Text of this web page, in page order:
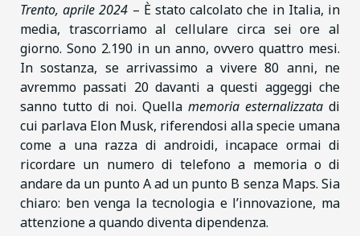
Trento, aprile 2024 – È stato calcolato che in Italia, in
media, trascorriamo al cellulare circa sei ore al
giorno. Sono 2.190 in un anno, ovvero quattro mesi.
In sostanza, se arrivassimo a vivere 80 anni, ne
avremmo passati 20 davanti a questi aggeggi che
sanno tutto di noi. Quella memoria esternalizzata di
cui parlava Elon Musk, riferendosi alla specie umana
come a una razza di androidi, incapace ormai di
ricordare un numero di telefono a memoria o di
andare da un punto A ad un punto B senza Maps. Sia
chiaro: ben venga la tecnologia e l’innovazione, ma
attenzione a quando diventa dipendenza.